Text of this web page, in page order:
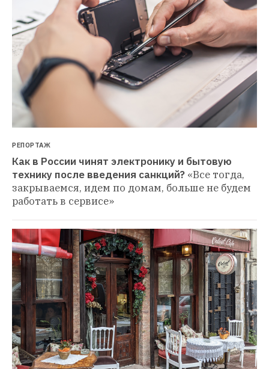
РЕПОРТАЖ
Как в России чинят электронику и бытовую
технику после введения санкций? «Все тогда,
закрываемся, идем по домам, больше не будем
работать в сервисе»